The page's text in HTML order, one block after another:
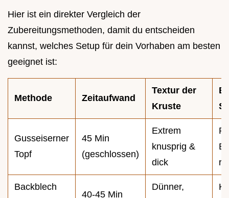
Hier ist ein direkter Vergleich der
Zubereitungsmethoden, damit du entscheiden
kannst, welches Setup für dein Vorhaben am besten
geeignet ist:
Methode Zeitaufwand
Textur der
Kruste
Gusseiserner
Topf
45 Min
(geschlossen)
Extrem
knusprig &
dick
Backblech
40-45 Min
Dünner,